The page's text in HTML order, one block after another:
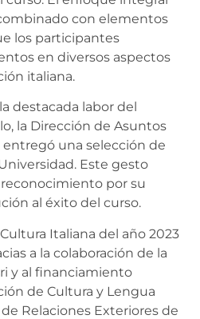
con elementos
los participantes
en diversos aspectos
italiana.
destacada labor del
la Dirección de Asuntos
entregó una selección de
Este gesto
por su
al éxito del curso.
Italiana del año 2023
a la colaboración de la
y al financiamiento
de Cultura y Lengua
Relaciones Exteriores de